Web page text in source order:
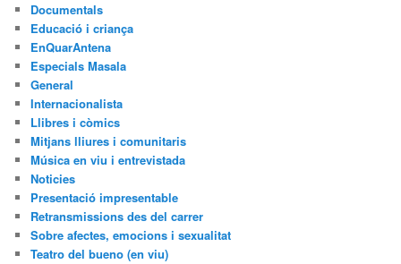
Documentals
Educació i criança
EnQuarAntena
Especials Masala
General
Internacionalista
Llibres i còmics
Mitjans lliures i comunitaris
Música en viu i entrevistada
Noticies
Presentació impresentable
Retransmissions des del carrer
Sobre afectes, emocions i sexualitat
Teatro del bueno (en viu)